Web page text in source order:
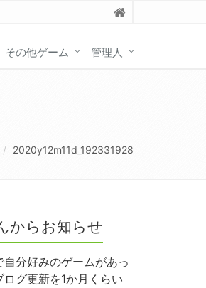
その他ゲーム 管理人
2020y12m11d_192331928
からお知らせ
自分好みのゲームがあっ
ログ更新を1か月くらい